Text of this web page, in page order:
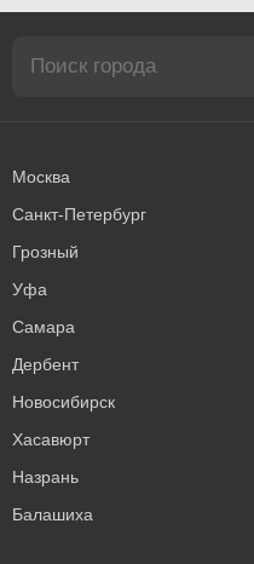
Москва
Санкт-Петербург
Грозный
Уфа
Самара
Дербент
Новосибирск
Хасавюрт
Назрань
Балашиха